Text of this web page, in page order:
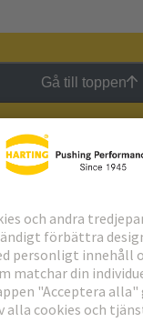
Gå till toppen